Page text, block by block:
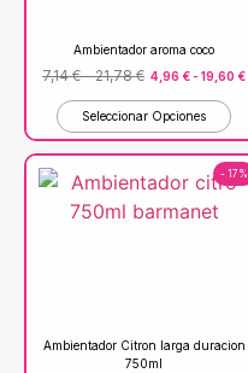
Ambientador aroma coco
7,14€ -21,78€ 4,96 € - 19,60 €
Seleccionar Opciones
- 17%
Ambientador Citron larga duracion
750ml